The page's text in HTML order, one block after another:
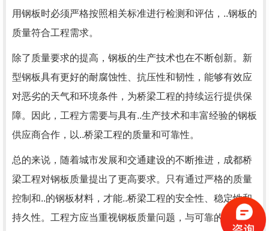
用钢板时必须严格按照相关标准进行检测和评估，..钢板的
质量符合工程需求。
除了质量要求的提高，钢板的生产技术也在不断创新。新
型钢板具有更好的耐腐蚀性、抗压性和韧性，能够有效应
对恶劣的天气和环境条件，为桥梁工程的持续运行提供保
障。因此，工程方需要与具有..生产技术和丰富经验的钢板
供应商合作，以..桥梁工程的质量和可靠性。
总的来说，随着城市发展和交通建设的不断推进，成都桥
梁工程对钢板质量提出了更高要求。只有通过严格的质量
控制和..的钢板材料，才能..桥梁工程的安全性、稳定性和
持久性。工程方应当重视钢板质量问题，与可靠的供应商